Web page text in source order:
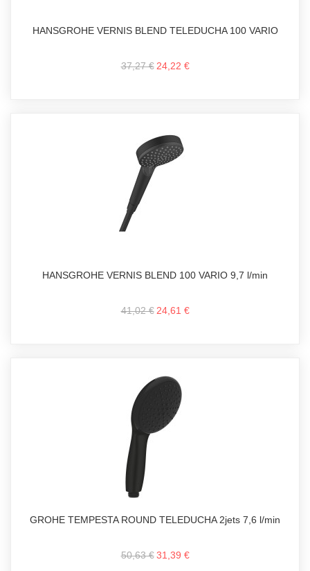
HANSGROHE VERNIS BLEND TELEDUCHA 100 VARIO
37,27 € 24,22 €
HANSGROHE VERNIS BLEND 100 VARIO 9,7 l/min
41,02 € 24,61 €
GROHE TEMPESTA ROUND TELEDUCHA 2jets 7,6 l/min
50,63 € 31,39 €